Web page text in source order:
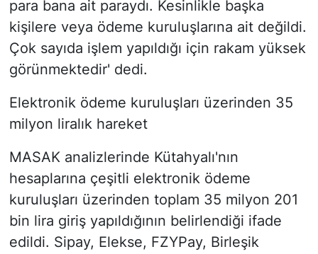
para bana ait paraydı. Kesinlikle başka
kişilere veya ödeme kuruluşlarına ait değildi.
Çok sayıda işlem yapıldığı için rakam yüksek
görünmektedir' dedi.
Elektronik ödeme kuruluşları üzerinden 35
milyon liralık hareket
MASAK analizlerinde Kütahyalı'nın
hesaplarına çeşitli elektronik ödeme
kuruluşları üzerinden toplam 35 milyon 201
bin lira giriş yapıldığının belirlendiği ifade
edildi. Sipay, Elekse, FZYPay, Birleşik